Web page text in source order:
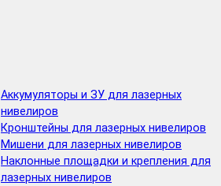
Аккумуляторы и ЗУ для лазерных
нивелиров
Кронштейны для лазерных нивелиров
Мишени для лазерных нивелиров
Наклонные площадки и крепления для
лазерных нивелиров